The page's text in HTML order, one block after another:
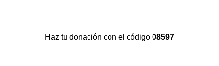
Haz tu donación con el código 08597